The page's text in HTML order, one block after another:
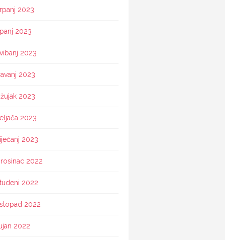
2023
2023
2023
2023
2023
2023
2023
2022
2022
2022
2022